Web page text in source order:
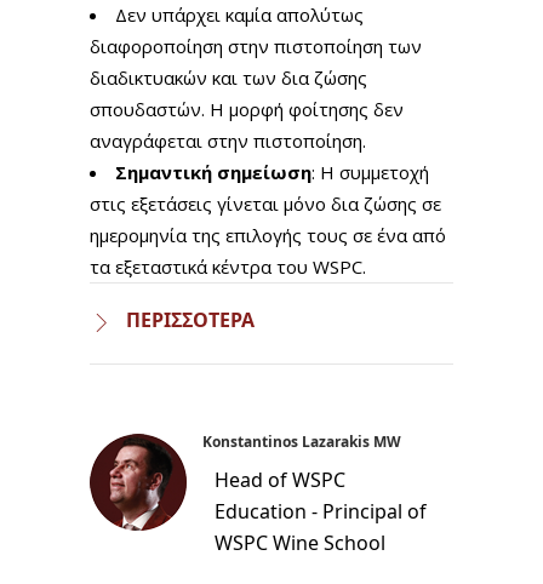
Δεν υπάρχει καμία απολύτως
διαφοροποίηση στην πιστοποίηση των
διαδικτυακών και των δια ζώσης
σπουδαστών. Η μορφή φοίτησης δεν
αναγράφεται στην πιστοποίηση.
Σημαντική σημείωση: Η συμμετοχή
στις εξετάσεις γίνεται μόνο δια ζώσης σε
ημερομηνία της επιλογής τους σε ένα από
τα εξεταστικά κέντρα του WSPC.
ΠΕΡΙΣΣΟΤΕΡΑ
Konstantinos Lazarakis MW
Head of WSPC
Education - Principal of
WSPC Wine School